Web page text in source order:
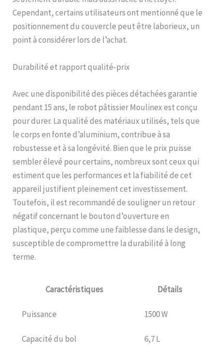
Cependant, certains utilisateurs ont mentionné que le
positionnement du couvercle peut être laborieux, un
point à considérer lors de l’achat.
Durabilité et rapport qualité-prix
Avec une disponibilité des pièces détachées garantie
pendant 15 ans, le robot pâtissier Moulinex est conçu
pour durer. La qualité des matériaux utilisés, tels que
le corps en fonte d’aluminium, contribue à sa
robustesse et à sa longévité. Bien que le prix puisse
sembler élevé pour certains, nombreux sont ceux qui
estiment que les performances et la fiabilité de cet
appareil justifient pleinement cet investissement.
Toutefois, il est recommandé de souligner un retour
négatif concernant le bouton d’ouverture en
plastique, perçu comme une faiblesse dans le design,
susceptible de compromettre la durabilité à long
terme.
Caractéristiques Détails
Puissance 1500 W
Capacité du bol 6,7 L